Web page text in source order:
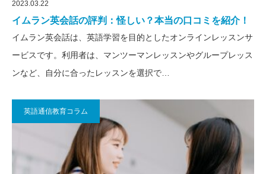
2023.03.22
イムラン英会話の評判：怪しい？本当の口コミを紹介！
イムラン英会話は、英語学習を目的としたオンラインレッスンサ
ービスです。利用者は、マンツーマンレッスンやグループレッス
ンなど、自分に合ったレッスンを選択で…
英語通信教育コラム